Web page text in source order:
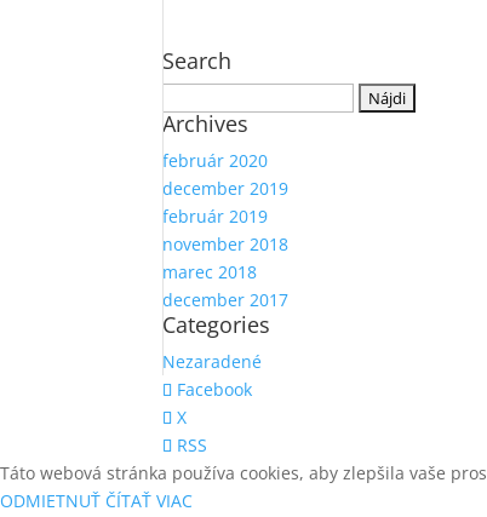
Search
Archives
február 2020
december 2019
február 2019
november 2018
marec 2018
december 2017
Categories
Nezaradené
Facebook
X
RSS
Táto webová stránka používa cookies, aby zlepšila vaše
ODMIETNUŤ ČÍTAŤ VIAC